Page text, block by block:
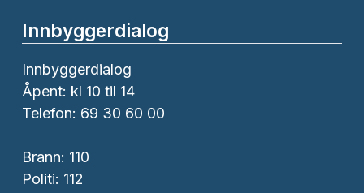
Innbyggerdialog
Innbyggerdialog
Åpent: kl 10 til 14
Telefon: 69 30 60 00
Brann: 110
Politi: 112